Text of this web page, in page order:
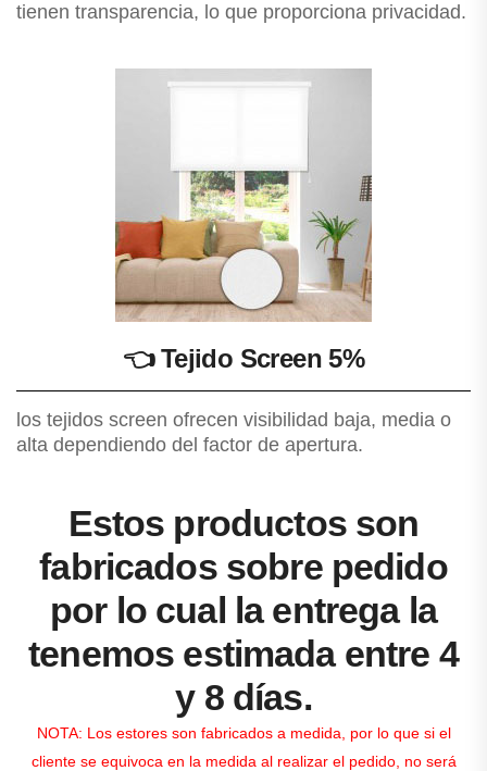
tienen transparencia, lo que proporciona privacidad.
👈Tejido Screen 5%
los tejidos screen ofrecen visibilidad baja, media o
alta dependiendo del factor de apertura.
Estos productos son
fabricados sobre pedido
por lo cual la entrega la
tenemos estimada entre 4
y 8 días.
NOTA: Los estores son fabricados a medida, por lo que si el
cliente se equivoca en la medida al realizar el pedido, no será